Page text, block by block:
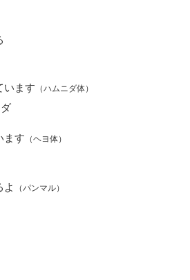
います （ハムニダ体）
ます （ヘヨ体）
よ （パンマル）